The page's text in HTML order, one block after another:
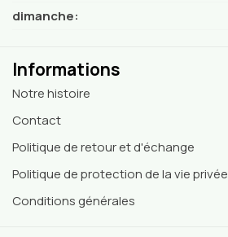
dimanche:
Informations
Notre histoire
Contact
Politique de retour et d'échange
Politique de protection de la vie privée
Conditions générales